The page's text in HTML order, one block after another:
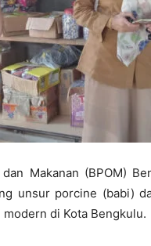
Makanan (BPOM)
unsur porcine (babi)
di Kota Bengkulu.